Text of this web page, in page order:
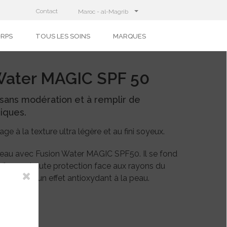
Contact Maroc - al-Magrib
TOUS LES SOINS MARQUES
MAGIC SPF 50
modération et à remplir de
à la texture ultra légère et au fini soyeux.
avec Fusion Water MAGIC SPF50. Il se fond
une haute protection face aux rayons du
apporte un effet antioxydant à la peau.